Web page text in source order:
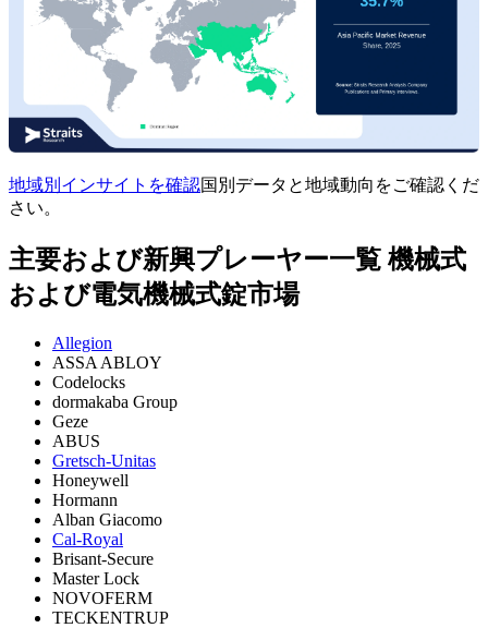
地域別インサイトを確認国別データと地域動向をご確認くだ
さい。
主要および新興プレーヤー一覧 機械式
および電気機械式錠市場
Allegion
ASSA ABLOY
Codelocks
dormakaba Group
Geze
ABUS
Gretsch-Unitas
Honeywell
Hormann
Alban Giacomo
Cal-Royal
Brisant-Secure
Master Lock
NOVOFERM
TECKENTRUP